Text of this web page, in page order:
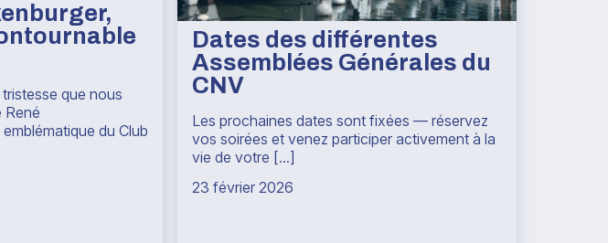
que nous
René
du Club
Dates des différentes
Assemblées Générales du
CNV
Les prochaines dates sont fixées — réservez
vos soirées et venez participer activement à la
vie de votre [...]
23 février 2026